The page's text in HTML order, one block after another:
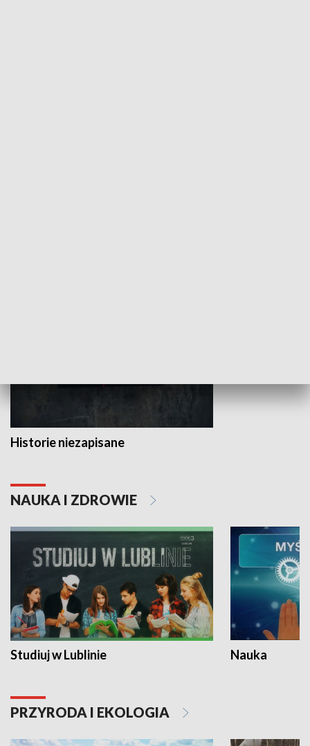
Historie niezapisane
NAUKA I ZDROWIE
Studiuj w Lublinie Nauka
PRZYRODA I EKOLOGIA